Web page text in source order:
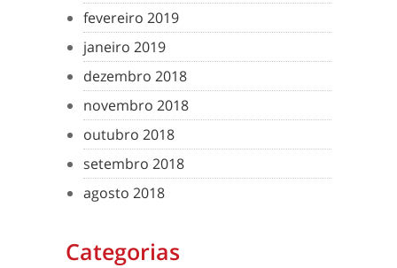
fevereiro 2019
janeiro 2019
dezembro 2018
novembro 2018
outubro 2018
setembro 2018
agosto 2018
Categorias